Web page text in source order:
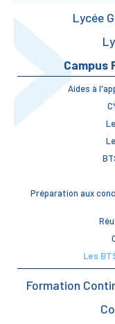
Lycée
Campus
Aides à
Préparation aux
Les
Formation